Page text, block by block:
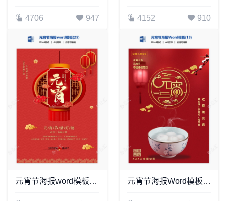
4706 947 4152 910
元宵节海报word模板(25) 元宵节海报Word模板(13)